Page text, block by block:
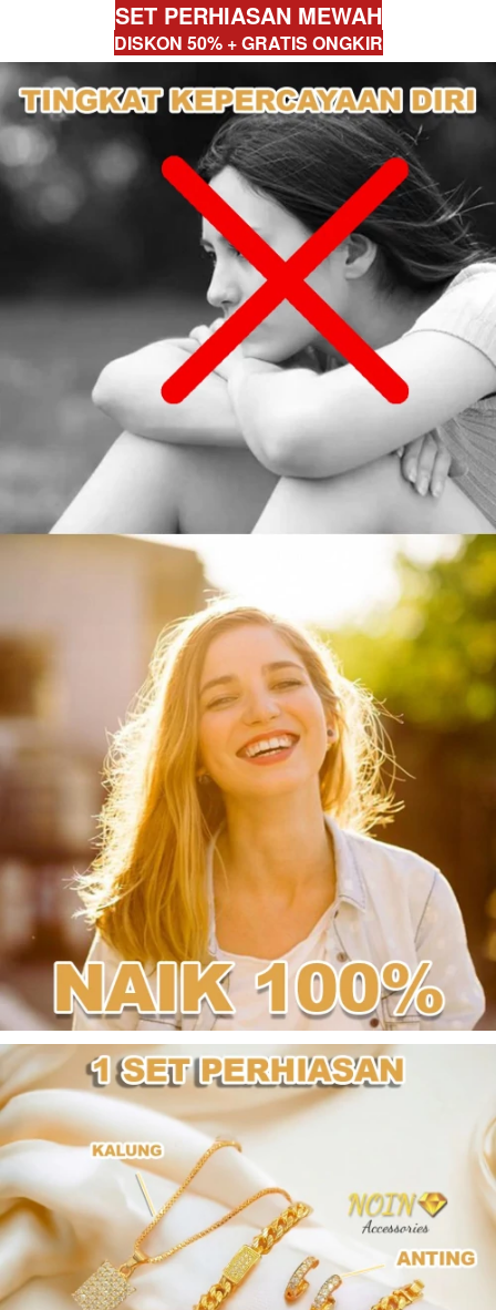
SET PERHIASAN MEWAH
DISKON 50% + GRATIS ONGKIR